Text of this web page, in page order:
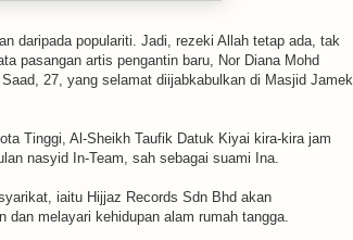
daripada populariti. Jadi, rezeki Allah tetap ada, tak
pasangan artis pengantin baru, Nor Diana Mohd
27, yang selamat diijabkabulkan di Masjid Jamek
Tinggi, Al-Sheikh Taufik Datuk Kiyai kira-kira jam
nasyid In-Team, sah sebagai suami Ina.
iaitu Hijjaz Records Sdn Bhd akan
dan melayari kehidupan alam rumah tangga.